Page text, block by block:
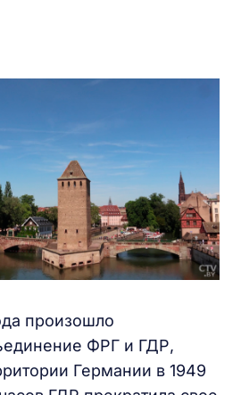
произошло
ФРГ и ГДР,
Германии в 1949